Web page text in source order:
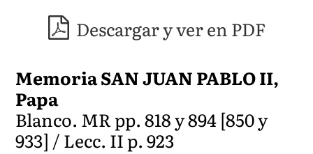
Descargar y ver en PDF
Memoria SAN JUAN PABLO II,
Papa
Blanco. MR pp. 818 y 894 [850 y
933] / Lecc. II p. 923